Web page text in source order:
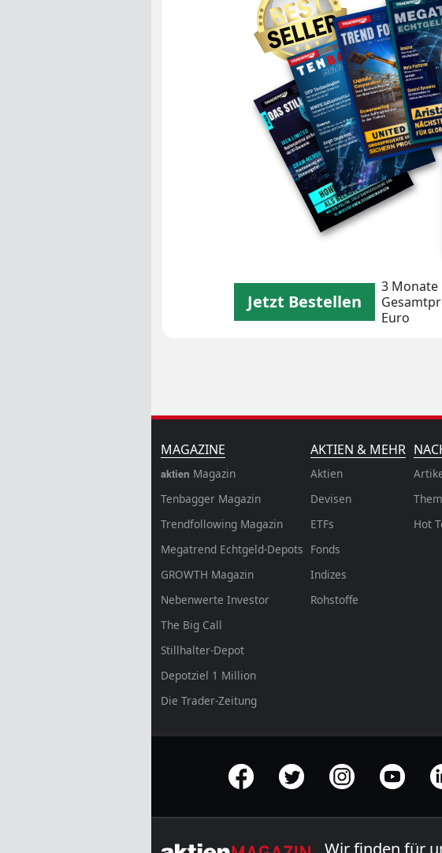
Jetzt Bestellen
3 Monate
Euro
MAGAZINE
aktien Magazin
Tenbagger Magazin
Trendfollowing Magazin
Megatrend Echtgeld-Depots
GROWTH Magazin
Nebenwerte Investor
The Big Call
Stillhalter-Depot
Depotziel 1 Million
Die Trader-Zeitung
AKTIEN & MEHR
Aktien
Devisen
ETFs
Fonds
Indizes
Rohstoffe
Hot
offizielle Social Media-Accounts